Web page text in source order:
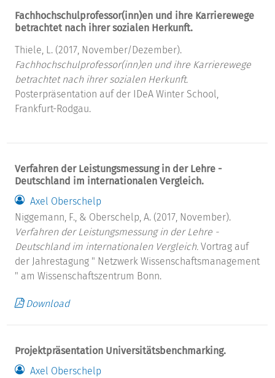
Fachhochschulprofessor(inn)en und ihre Karrierewege
betrachtet nach ihrer sozialen Herkunft.
Thiele, L. (2017, November/Dezember).
Fachhochschulprofessor(inn)en und ihre Karrierewege
betrachtet nach ihrer sozialen Herkunft.
Posterpräsentation auf der IDeA Winter School,
Frankfurt-Rodgau.
Verfahren der Leistungsmessung in der Lehre -
Deutschland im internationalen Vergleich.
Axel Oberschelp
Niggemann, F., & Oberschelp, A. (2017, November).
Verfahren der Leistungsmessung in der Lehre -
Deutschland im internationalen Vergleich. Vortrag auf
der Jahrestagung " Netzwerk Wissenschaftsmanagement
" am Wissenschaftszentrum Bonn.
Download
Projektpräsentation Universitätsbenchmarking.
Axel Oberschelp